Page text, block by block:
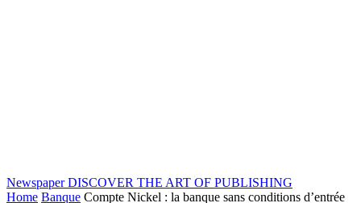
Newspaper DISCOVER THE ART OF PUBLISHING
Home Banque Compte Nickel : la banque sans conditions d’entrée